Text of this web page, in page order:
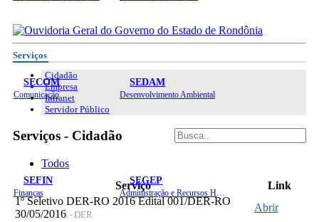
SECOM
Comunicação
SEDAM
Desenvolvimento Ambiental
SEFIN
Finanças
SEGEP
Serviços
Cidadão
Empresa
Intranet
Servidor Público
Serviços - Cidadão
Todos
Serviço
Link
1º Seletivo DER-RO 2016 Edital 001/DER-RO
30/05/2016 - DER
Abrir